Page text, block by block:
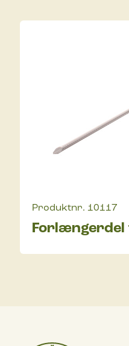
Produktnr. 10117
Forlængerdel